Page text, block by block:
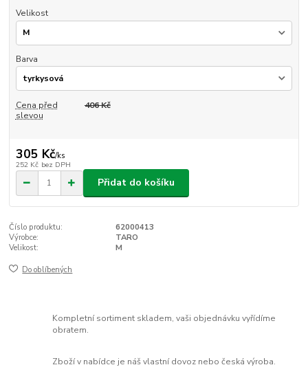
Velikost
Barva
Cena před
slevou
406 Kč
305 Kč/ks
252 Kč bez DPH
Přidat do košíku
Číslo produktu:
62000413
Výrobce:
TARO
Velikost:
M
Do oblíbených
Kompletní sortiment skladem, vaši objednávku vyřídíme
obratem.
Zboží v nabídce je náš vlastní dovoz nebo česká výroba.